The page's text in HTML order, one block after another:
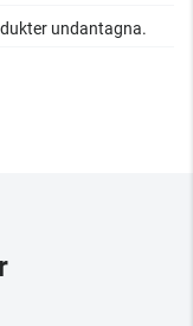
undantagna.